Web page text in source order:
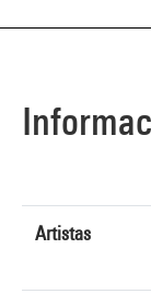
Artistas